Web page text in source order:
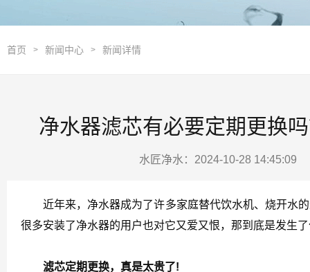
首页 > 新闻中心 > 新闻详情
净水器滤芯有必要定期更换
水匠净水：2024-10-28 14:45:09
近年来，净水器成为了许多家庭替代饮水机、烧开水的
很多安装了净水器的用户也对它又爱又恨，那到底是发生
滤芯定期更换，真是太贵了!